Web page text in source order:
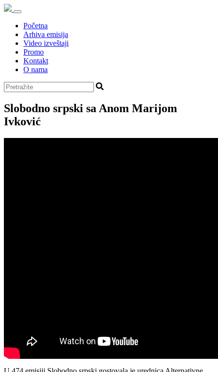
Početna
Arhiva emisija
Video izveštaji
Promo
Kontakt
O nama
Slobodno srpski sa Anom Marijom
Ivković